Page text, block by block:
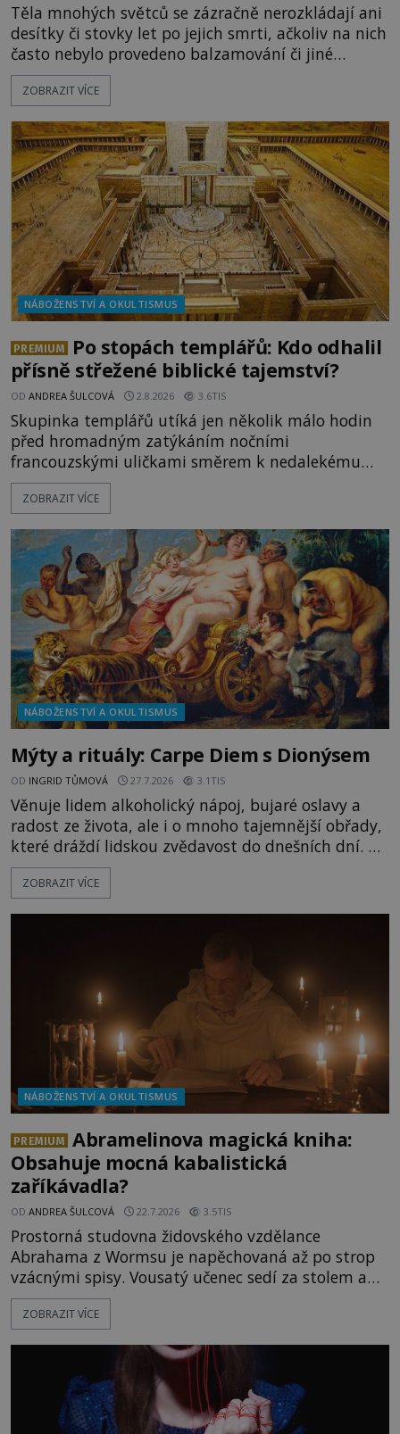
Těla mnohých světců se zázračně nerozkládají ani
desítky či stovky let po jejich smrti, ačkoliv na nich
často nebylo provedeno balzamování či jiné
pokusy o konzervaci. Neporušené ostatky bývají
považovány za důkaz svatosti zemřelých. Jaké
osobností ochraňují? Na hřbitově u kláštera
Milosrdných
ZOBRAZIT VÍCE
NÁBOŽENSTVÍ A OKULTISMUS
PREMIUM
Po stopách templářů: Kdo odhalil
přísně střežené biblické tajemství?
OD ANDREA ŠULCOVÁ 2.8.2026 3.6TIS
Skupinka templářů utíká jen několik málo hodin
před hromadným zatýkáním nočními
francouzskými uličkami směrem k nedalekému
přístavu. Jeden z nich má přes ramena ranec s
tajemným obsahem. Kapitán lodi už na ně čeká.
vyplouváme,“ sdělí jim. „Kam máme namířeno,
kapitáne?“ zeptá se ho jeden z templářů. „Do Sk
ZOBRAZIT VÍCE
NÁBOŽENSTVÍ A OKULTISMUS
Mýty a rituály: Carpe Diem s Dionýsem
OD INGRID TŮMOVÁ 27.7.2026 3.1TIS
Věnuje lidem alkoholický nápoj, bujaré oslavy a
radost ze života, ale i o mnoho tajemnější obřady,
které dráždí lidskou zvědavost do dnešních dní. Co
doopravdy představuje bůh, jemuž Římané říkají
Bakchus? Mytologický příběh řeckého boha
ZOBRAZIT VÍCE
NÁBOŽENSTVÍ A OKULTISMUS
PREMIUM
Abramelinova magická kniha:
Obsahuje mocná kabalistická
zaříkávadla?
OD ANDREA ŠULCOVÁ 22.7.2026 3.5TIS
Prostorná studovna židovského vzdělance
Abrahama z Wormsu je napěchovaná až po strop
vzácnými spisy. Vousatý učenec sedí za stolem a
před sebou má rozložený jeden z nejzáhadnějších
magických textů. Jde o Abramelinův grimoár, který
kouzla, jak si někteří myslí, nebo jde o pouhou
pověru? Už šest měsíců pobývá
ZOBRAZIT VÍCE